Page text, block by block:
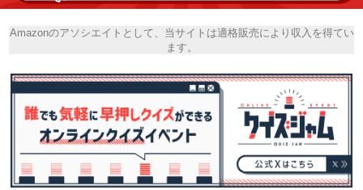
Amazonのアソシエイトとして、当サイトは適格販売により収入を得てい
ます。